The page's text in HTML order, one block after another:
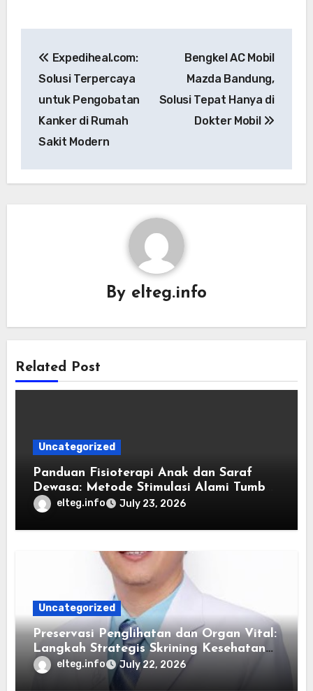
navigation
Expediheal.com:
Solusi Terpercaya
untuk Pengobatan
Kanker di Rumah
Sakit Modern
Bengkel AC Mobil
Mazda Bandung,
Solusi Tepat Hanya di
Dokter Mobil
By elteg.info
Related Post
Uncategorized
Panduan Fisioterapi Anak dan Saraf
Dewasa: Metode Stimulasi Alami Tumbuh
Kembang dan Kardiovaskular
elteg.info July 23, 2026
Uncategorized
Preservasi Penglihatan dan Organ Vital:
Langkah Strategis Skrining Kesehatan
Mata dan Jantung
elteg.info July 22, 2026